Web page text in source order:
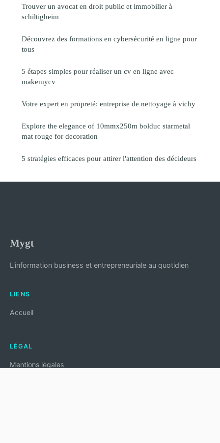
Trouver un avocat en droit public et immobilier à
schiltigheim
Découvrez des formations en cybersécurité en ligne pour
tous
5 étapes simples pour réaliser un cv en ligne avec
makemycv
Votre expert en propreté: entreprise de nettoyage à vichy
Explore the elegance of 10mmx250m bolduc starmetal
mat rouge for decoration
5 stratégies efficaces pour attirer l'attention des décideurs
Mygt
L'information business et entrepreneuriale au quotidien
LIENS
Accueil
LÉGAL
Mentions légales